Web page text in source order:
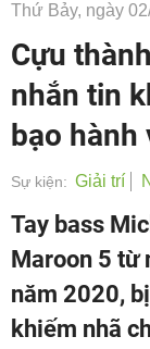
Thứ Bảy, ngày
Cựu
nhắn tin
bạo hành
Sự kiện: Giải trí
Tay bass
Maroon 5 từ
năm 2020,
khiếm nhã